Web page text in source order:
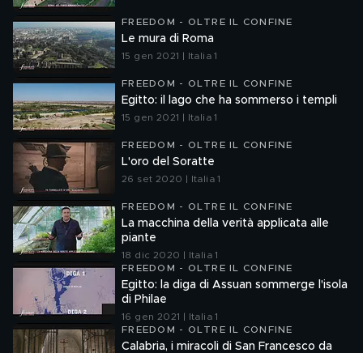
FREEDOM - OLTRE IL CONFINE
Le mura di Roma
15 gen 2021 | Italia 1
FREEDOM - OLTRE IL CONFINE
Egitto: il lago che ha sommerso i templi
15 gen 2021 | Italia 1
FREEDOM - OLTRE IL CONFINE
L'oro del Soratte
26 set 2020 | Italia 1
FREEDOM - OLTRE IL CONFINE
La macchina della verità applicata alle
piante
18 dic 2020 | Italia 1
FREEDOM - OLTRE IL CONFINE
Egitto: la diga di Assuan sommerge l'isola
di Philae
16 gen 2021 | Italia 1
FREEDOM - OLTRE IL CONFINE
Calabria, i miracoli di San Francesco da